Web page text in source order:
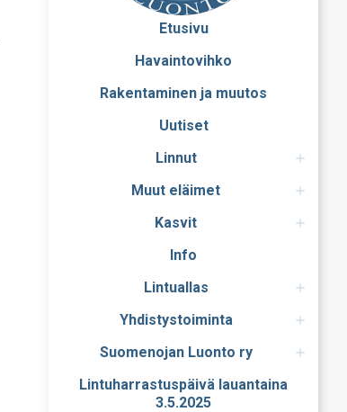
Etusivu
Havaintovihko
Rakentaminen ja muutos
Uutiset
Linnut
Muut eläimet
Kasvit
Info
Lintuallas
Yhdistystoiminta
Suomenojan Luonto ry
Lintuharrastuspäivä lauantaina
3.5.2025